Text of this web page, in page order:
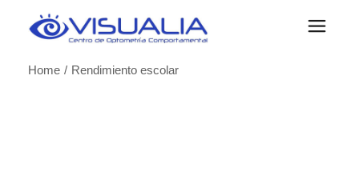
Home
Rendimiento escolar